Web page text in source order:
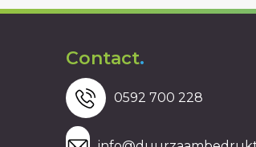
Contact.
0592 700 228